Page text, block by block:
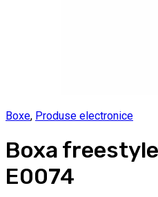
Boxe, Produse electronice
Boxa
E0074